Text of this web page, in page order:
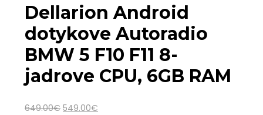
Dellarion Android
dotykove Autoradio
BMW 5 F10 F11 8-
jadrove CPU, 6GB RAM
649.00€ 549.00€